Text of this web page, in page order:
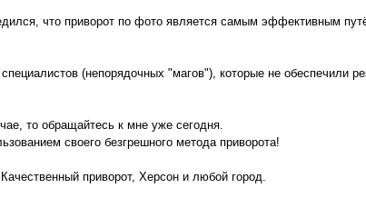
что приворот по фото является самым эффективным
(непорядочных "магов"), которые не обеспечили
то обращайтесь к мне уже сегодня.
своего безгрешного метода приворота!
приворот, Херсон и любой город.